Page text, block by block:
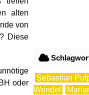
alten
von
Diese
oder
Sebastian
Wendel